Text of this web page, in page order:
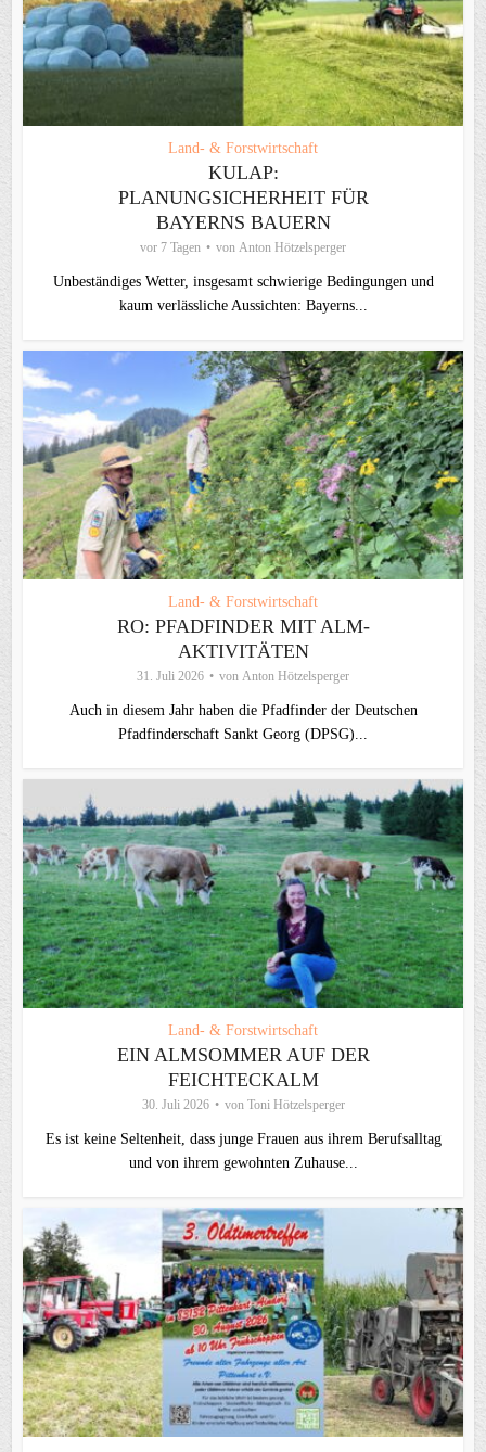
Land- & Forstwirtschaft
KULAP:
PLANUNGSICHERHEIT FÜR
BAYERNS BAUERN
vor 7 Tagen von Anton Hötzelsperger
Unbeständiges Wetter, insgesamt schwierige Bedingungen und
kaum verlässliche Aussichten: Bayerns...
Land- & Forstwirtschaft
RO: PFADFINDER MIT ALM-
AKTIVITÄTEN
31. Juli 2026 von Anton Hötzelsperger
Auch in diesem Jahr haben die Pfadfinder der Deutschen
Pfadfinderschaft Sankt Georg (DPSG)...
Land- & Forstwirtschaft
EIN ALMSOMMER AUF DER
FEICHTECKALM
30. Juli 2026 von Toni Hötzelsperger
Es ist keine Seltenheit, dass junge Frauen aus ihrem Berufsalltag
und von ihrem gewohnten Zuhause...